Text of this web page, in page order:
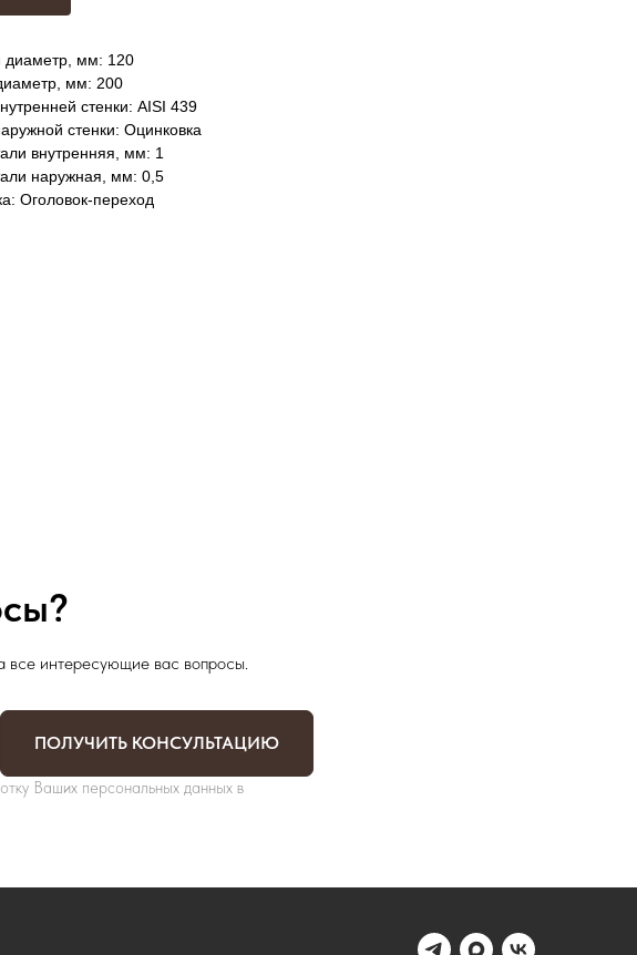
диаметр, мм: 120
мм: 200
стенки: AISI 439
стенки: Оцинковка
внутренняя, мм: 1
наружная, мм: 0,5
Оголовок-переход
все интересующие вас вопросы.
Ваших персональных данных в
ПОЛУЧИТЬ КОНСУЛЬТАЦИЮ